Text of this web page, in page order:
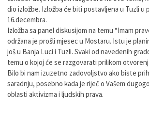
dio izložbe. Izložba će biti postavljena u Tuzli u
16.decembra.
Izložba sa panel diskusijom na temu “Imam
održana je prošli mjesec u Mostaru. Istu je
još u Banja Luci i Tuzli. Svaki od navedenih
temu o kojoj će se razgovarati prilikom
Bilo bi nam izuzetno zadovoljstvo ako biste
saradnju, posebno kada je riječ o Vašem
oblasti aktivizma i ljudskih prava.